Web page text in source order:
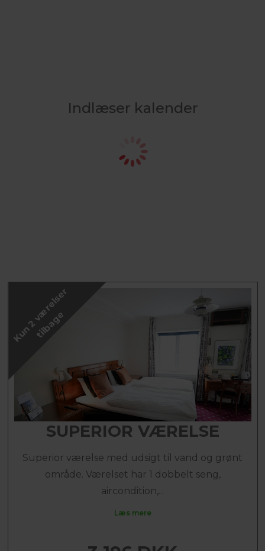
Indlæser kalender
K
u
n
2
v
æ
r
e
l
s
e
r
t
i
l
b
a
g
e
SUPERIOR VÆRELSE
Superior værelse med udsigt til vand og grønt
område. Værelset har 1 dobbelt seng,
aircondition,...
Læs mere